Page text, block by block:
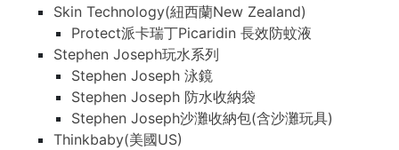
Skin Technology(紐西蘭New Zealand)
Protect派卡瑞丁Picaridin 長效防蚊液
Stephen Joseph玩水系列
Stephen Joseph 泳鏡
Stephen Joseph 防水收納袋
Stephen Joseph沙灘收納包(含沙灘玩具)
Thinkbaby(美國US)